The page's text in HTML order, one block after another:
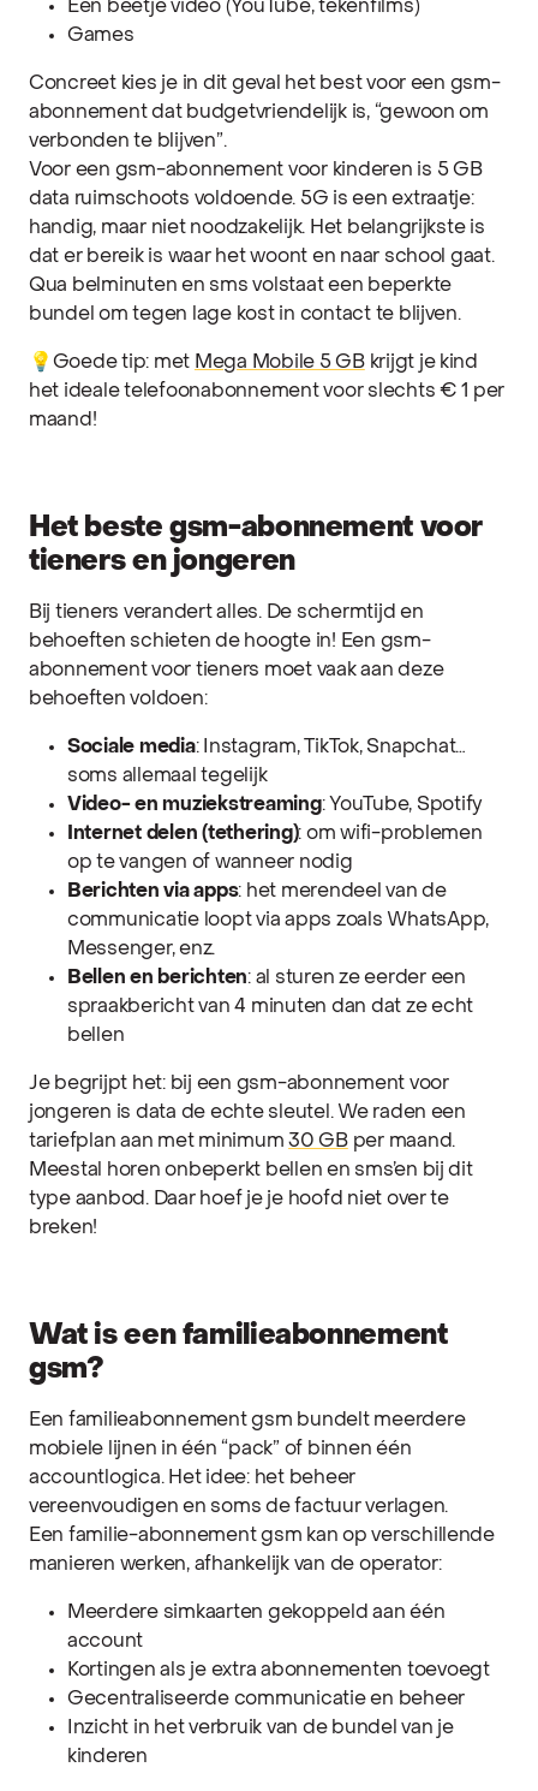
Een beetje video (YouTube, tekenfilms)
Games
Concreet kies je in dit geval het best voor een gsm-
abonnement dat budgetvriendelijk is, “gewoon om
verbonden te blijven”.
Voor een gsm-abonnement voor kinderen is 5 GB
data ruimschoots voldoende. 5G is een extraatje:
handig, maar niet noodzakelijk. Het belangrijkste is
dat er bereik is waar het woont en naar school gaat.
Qua belminuten en sms volstaat een beperkte
bundel om tegen lage kost in contact te blijven.
💡Goede tip: met Mega Mobile 5 GBkrijgt je kind
het ideale telefoonabonnement voor slechts € 1 per
maand!
Het beste gsm-abonnement voor
tieners en jongeren
Bij tieners verandert alles. De schermtijd en
behoeften schieten de hoogte in! Een gsm-
abonnement voor tieners moet vaak aan deze
behoeften voldoen:
Sociale media: Instagram, TikTok, Snapchat…
soms allemaal tegelijk
Video- en muziekstreaming: YouTube, Spotify
Internet delen (tethering): om wifi-problemen
op te vangen of wanneer nodig
Berichten via apps: het merendeel van de
communicatie loopt via apps zoals WhatsApp,
Messenger, enz.
Bellen en berichten: al sturen ze eerder een
spraakbericht van 4 minuten dan dat ze echt
bellen
Je begrijpt het: bij een gsm-abonnement voor
jongeren is data de echte sleutel. We raden een
tariefplan aan met minimum30 GBper maand.
Meestal horen onbeperkt bellen en sms’en bij dit
type aanbod. Daar hoef je je hoofd niet over te
breken!
Wat is een familieabonnement
gsm?
Een familieabonnement gsm bundelt meerdere
mobiele lijnen in één “pack” of binnen één
accountlogica. Het idee: het beheer
vereenvoudigen en soms de factuur verlagen.
Een familie-abonnement gsm kan op verschillende
manieren werken, afhankelijk van de operator:
Meerdere simkaarten gekoppeld aan één
account
Kortingen als je extra abonnementen toevoegt
Gecentraliseerde communicatie en beheer
Inzicht in het verbruik van de bundel van je
kinderen